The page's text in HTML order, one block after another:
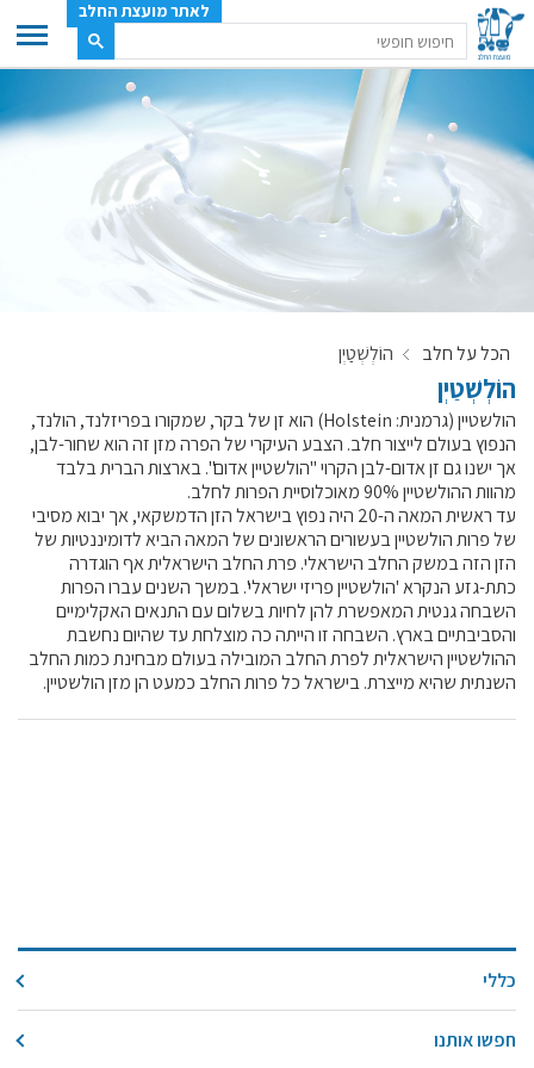
ענף החלב
מועצת החלב
משק החלב
תעשיית החלב
רשימת המחלבות
לאתר יצרני החלב
מחלקות המועצה, עיקרי עיסוקן
מפת הרפתות, הדירים והמחלבות
רשימת טלפונים – מועצת החלב
קול קורא ליצרנים חדשים – בקר / עיזים / כבשים
מכרזים
דרושים
זוכרים
שעת סיפור
ראיונות
ערוץ היו-טיוב שלנו
לאתר מועצת החלב
הכל על חלב הוֹלְשְׁטַיְן
הוֹלְשְׁטַיְן
הולשטיין (גרמנית: Holstein) הוא זן של בקר, שמקורו בפריזלנד, הולנד,
הנפוץ בעולם לייצור חלב. הצבע העיקרי של הפרה מזן זה הוא שחור-לבן,
אך ישנו גם זן אדום-לבן הקרוי "הולשטיין אדום". בארצות הברית בלבד
מהוות ההולשטיין 90% מאוכלוסיית הפרות לחלב.
עד ראשית המאה ה-20 היה נפוץ בישראל הזן הדמשקאי, אך יבוא מסיבי
של פרות הולשטיין בעשורים הראשונים של המאה הביא לדומיננטיות של
הזן הזה במשק החלב הישראלי. פרת החלב הישראלית אף הוגדרה
כתת-גזע הנקרא 'הולשטיין פריזי ישראלי'. במשך השנים עברו הפרות
השבחה גנטית המאפשרת להן לחיות בשלום עם התנאים האקלימיים
והסביבתיים בארץ. השבחה זו הייתה כה מוצלחת עד שהיום נחשבת
ההולשטיין הישראלית לפרת החלב המובילה בעולם מבחינת כמות החלב
השנתית שהיא מייצרת. בישראל כל פרות החלב כמעט הן מזן הולשטיין.
כללי
חפשו אותנו